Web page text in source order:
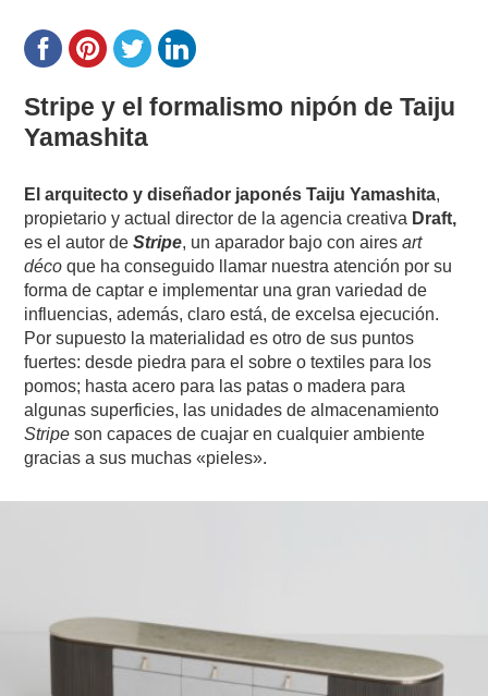
Stripe y el formalismo nipón de Taiju
Yamashita
El arquitecto y diseñador japonés Taiju Yamashita,
propietario y actual director de la agencia creativa Draft,
es el autor deStripe, un aparador bajo con airesart
déco que ha conseguido llamar nuestra atención por su
forma de captar e implementar una gran variedad de
influencias, además, claro está, de excelsa ejecución.
Por supuesto la materialidad es otro de sus puntos
fuertes: desde piedra para el sobre o textiles para los
pomos; hasta acero para las patas o madera para
algunas superficies, las unidades de almacenamiento
Stripe son capaces de cuajar en cualquier ambiente
gracias a sus muchas «pieles».